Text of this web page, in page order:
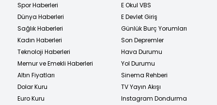
Spor Haberleri
Dünya Haberleri
Sağlık Haberleri
Kadın Haberleri
Teknoloji Haberleri
Memur ve Emekli Haberleri
Altın Fiyatları
Dolar Kuru
Euro Kuru
E Okul VBS
E Devlet Giriş
Günlük Burç Yorumları
Son Depremler
Hava Durumu
Yol Durumu
Sinema Rehberi
TV Yayın Akışı
Instagram Dondurma